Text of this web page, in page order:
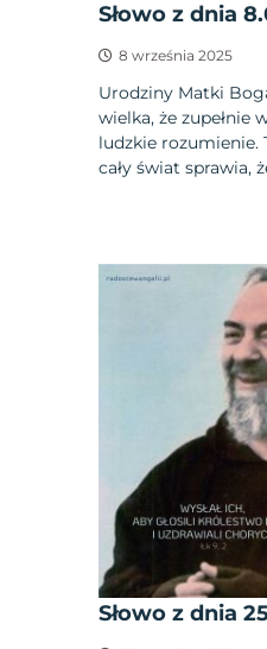
Słowo z dnia
8 września 2025
Urodziny Matki
wielka, że zupełnie
ludzkie rozumienie.
cały świat sprawia,
Słowo z dnia